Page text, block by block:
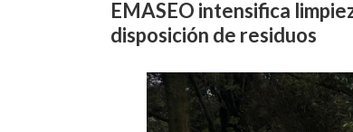
EMASEO intensifica
disposición de residuos